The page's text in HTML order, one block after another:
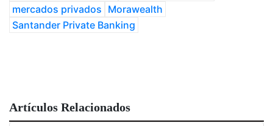
mercados privados Morawealth
Santander Private Banking
Artículos Relacionados